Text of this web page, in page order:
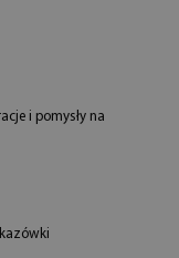
i pomysły na